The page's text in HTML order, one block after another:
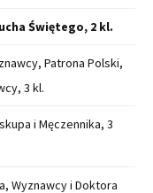
Świętego, 2 kl.
Patrona Polski,
3 kl.
i Męczennika, 3
Wyznawcy i Doktora